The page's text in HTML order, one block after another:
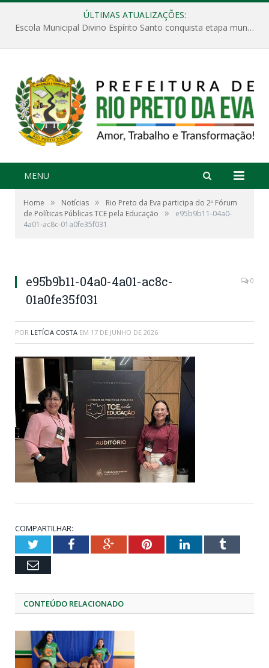
ÚLTIMAS ATUALIZAÇÕES:
Escola Municipal Divino Espírito Santo conquista etapa municipal da V Feira Amazonense de Matemática
MENU
Home » Notícias »
Rio Preto da Eva participa do 2º Fórum
de Políticas Públicas TCE pela Educação
»
e95b9b11-04a0-
4a01-ac8c-01a0fe35f031
e95b9b11-04a0-4a01-ac8c-
01a0fe35f031
0
POR LETÍCIA COSTA EM 17 DE JUNHO DE 2026
COMPARTILHAR:
TwitterFacebookGoogle+PinterestLinkedInTumblr
Email
CONTEÚDO RELACIONADO